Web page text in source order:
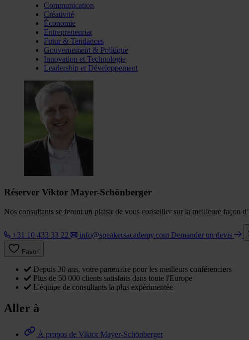
Communication
Créativité
Économie
Entrepreneuriat
Futur & Tendances
Gouvernement & Politique
Innovation et Technologie
Leadership et Développement
Réserver Viktor Mayer-Schönberger
Nos consultants se feront un plaisir de vous conseiller sur la meilleure façon
+31 10 433 33 22 info@speakersacademy.com Demander un devis
Favori
Depuis 30 ans, votre partenaire pour les meilleurs conférenciers
Plus de 50 000 clients satisfaits dans toute l'Europe
L'équipe de consultants la plus expérimentée
Aller à
À propos de Viktor Mayer-Schönberger